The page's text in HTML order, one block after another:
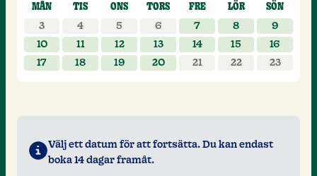
MÅN TIS ONS TORS FRE LÖR
SÖN
3
4 5 6 7 8
9
10
11 12 13 14 15
16
17
18 19 20 21 22 23
Välj ett datum för att fortsätta. Du kan endast
boka 14 dagar framåt.